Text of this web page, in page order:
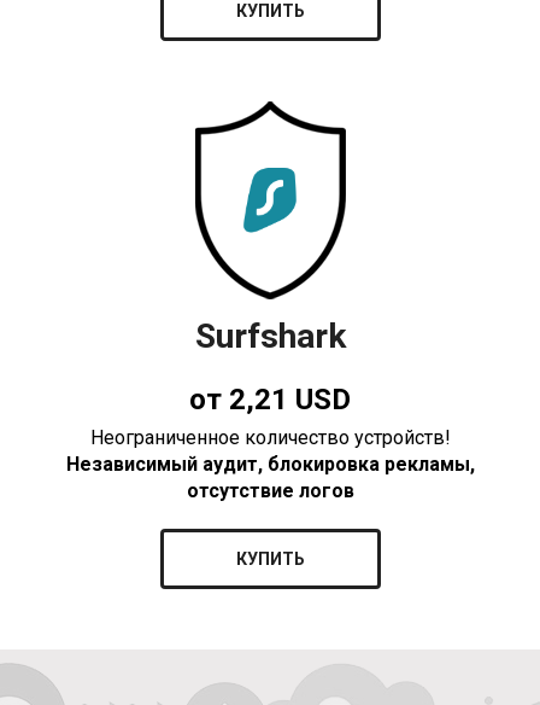
КУПИТЬ
Surfshark
от 2,21 USD
Неограниченное количество устройств!
Независимый аудит, блокировка рекламы,
отсутствие логов
КУПИТЬ